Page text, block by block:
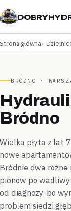
Strona główna
BRÓDNO ·
Bródno
Wielka płyta z lat
nowe
Bródnie dwa różne
pionów po
od diagnozy, bo
problem siedzi